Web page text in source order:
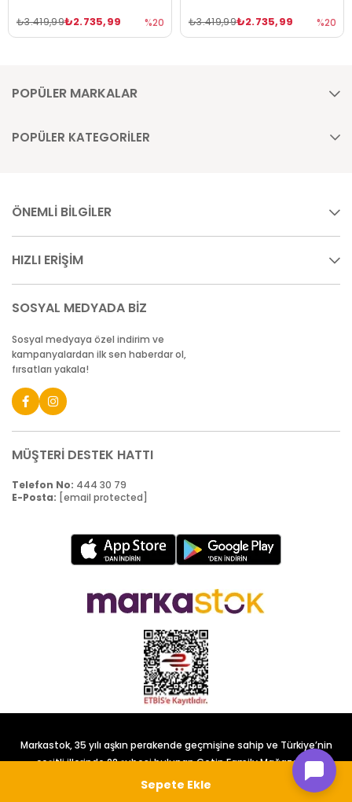
₺2.735,99
₺3.419,99 %20 ₺2.735,99
₺3.419,99 %20
POPÜLER MARKALAR
POPÜLER KATEGORİLER
ÖNEMLİ BİLGİLER
HIZLI ERİŞİM
SOSYAL MEDYADA BİZ
Sosyal medyaya özel indirim ve
kampanyalardan ilk sen haberdar ol,
fırsatları yakala!
MÜŞTERİ DESTEK HATTI
Telefon No: 444 30 79
E-Posta: [email protected]
Markastok, 35 yılı aşkın perakende geçmişine sahip ve Türkiye’nin
çeşitli illerinde 22 şubesi bulunan Çetin Family Mağazacılık
tarafından kurulmuştur.